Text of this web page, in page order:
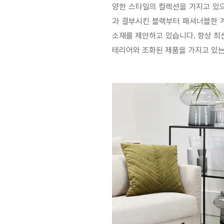
양한 스타일의 컬렉션을 가지고 있
과 결부시킨 블랙부터 패셔너블한
소재를 제안하고 있습니다. 항상 최
테리어와 조화된 제품을 가지고 있